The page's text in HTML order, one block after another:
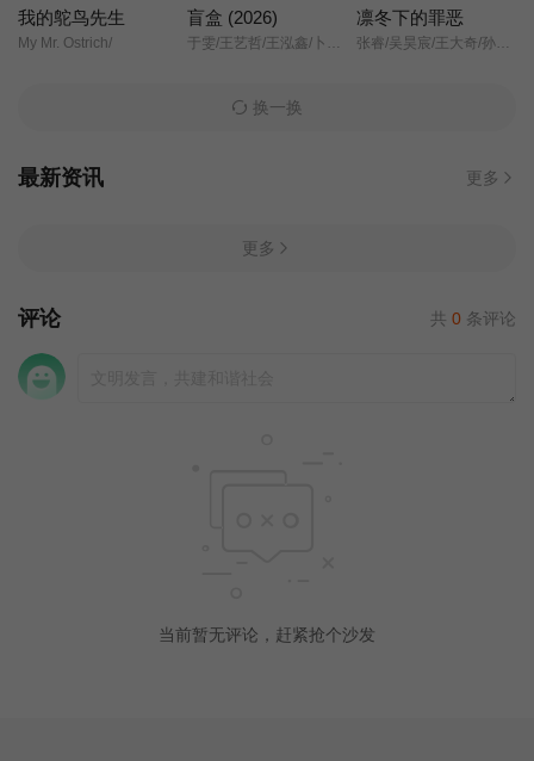
我的鸵鸟先生
My Mr. Ostrich/
盲盒 (2026) 凛冬下的罪恶
张睿/吴昊宸/王大奇/孙之鸿/洪冰瑶/肖涵/嘉泽/李蒲赫/左腾云/何磊/王心嫚/李繁/苏宥辰/刘佳萌/洪爽/刘亭希/窦新豪/刘伟峰/刘朔豪/徐章/
换一换
最新资讯 更多
更多
评论 共 0 条评论
当前暂无评论，赶紧抢个沙发